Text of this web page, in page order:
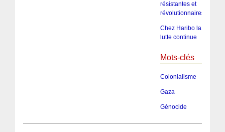
résistantes et
révolutionnaires
Chez Haribo la
lutte continue
Mots-clés
Colonialisme
Gaza
Génocide